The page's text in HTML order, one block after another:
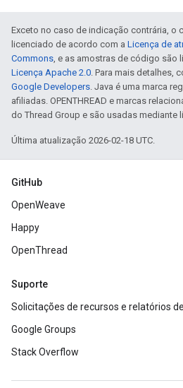
Exceto no caso de indicação contrária, o
licenciado de acordo com a Licença de
Commons, e as amostras de código são
Licença Apache 2.0. Para mais detalhes,
Google Developers. Java é uma marca
afiliadas. OPENTHREAD e marcas
do Thread Group e são usadas mediante
Última atualização 2026-02-18 UTC.
GitHub
OpenWeave
Happy
OpenThread
Suporte
Solicitações de recursos e relatórios
Google Groups
Stack Overflow